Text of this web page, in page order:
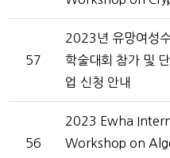
57
2023년 유망여성
학술대회 참가 및
업 신청 안내
56
2023 Ewha
Workshop on